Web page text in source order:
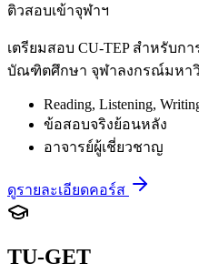
ติวสอบเข้าจุฬาฯ
เตรียมสอบ CU-TEP สำหรับก
บัณฑิตศึกษา จุฬาลงกรณ์มหา
Reading, Listening,
ข้อสอบจริงย้อนหลัง
อาจารย์ผู้เชี่ยวชาญ
ดูรายละเอียดคอร์ส
TU-GET